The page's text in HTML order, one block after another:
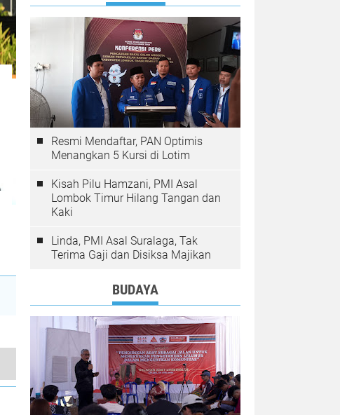
Resmi Mendaftar, PAN Optimis
Menangkan 5 Kursi di Lotim
Kisah Pilu Hamzani, PMI Asal
Lombok Timur Hilang Tangan dan
Kaki
Linda, PMI Asal Suralaga, Tak
Terima Gaji dan Disiksa Majikan
BUDAYA